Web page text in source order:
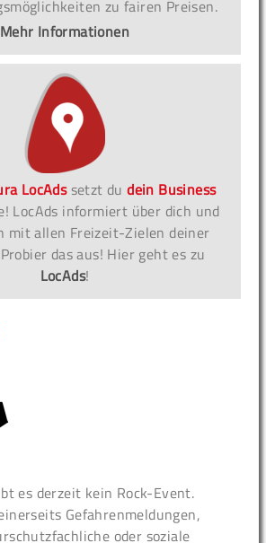
zu fairen Preisen.
Mehr Informationen
LocAdssetzt dudein Business
LocAds informiert über dich und
mit allen Freizeit-Zielen deiner
das aus! Hier geht es zu
LocAds!
es derzeit kein Rock-Event.
Gefahrenmeldungen,
oder soziale